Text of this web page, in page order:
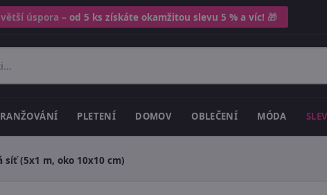
úspora – od 5 ks získáte okamžitou slevu 5 % a víc! 🎁
PLETENÍ DOMOV OBLEČENÍ MÓDA
síť (5x1 m, oko 10x10 cm)